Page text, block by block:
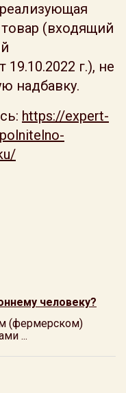
(входящий
г.), не
надбавку.
https://expert-
человеку?
(фермерском)
...